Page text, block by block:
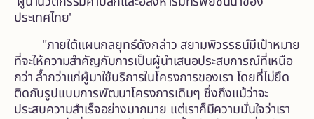
ประเทศไทย'
"ภายใต้แผนกลยุทธ์ดังกล่าว สยามพิวรรธน์มีเป้าหมาย
ที่จะให้ความสำคัญกับการเป็นผู้นำเสนอประสบการณ์ที่เหนือ
กว่า ล้ำกว่าแก่ผู้มาใช้บริการในโครงการของเรา โดยที่ไม่ยึด
ติดกับรูปแบบการพัฒนาโครงการเดิมๆ ซึ่งถึงแม้ว่าจะ
ประสบความสำเร็จอย่างมากมาย แต่เราก็มีความมั่นใจว่าเรา